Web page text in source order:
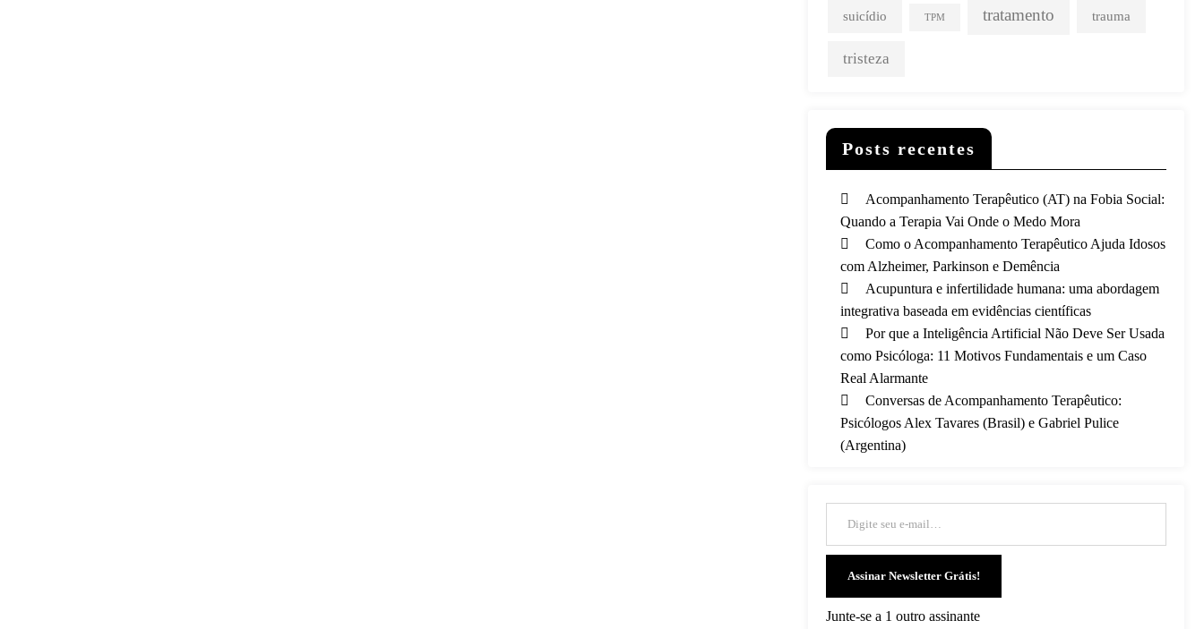
suicídio TPM tratamento trauma
tristeza
Posts recentes
Acompanhamento Terapêutico (AT) na Fobia Social:
Quando a Terapia Vai Onde o Medo Mora
Como o Acompanhamento Terapêutico Ajuda Idosos
com Alzheimer, Parkinson e Demência
Acupuntura e infertilidade humana: uma abordagem
integrativa baseada em evidências científicas
Por que a Inteligência Artificial Não Deve Ser Usada
como Psicóloga: 11 Motivos Fundamentais e um Caso
Real Alarmante
Conversas de Acompanhamento Terapêutico:
Psicólogos Alex Tavares (Brasil) e Gabriel Pulice
(Argentina)
Digite seu e-mail…
Assinar Newsletter Grátis!
Junte-se a 1 outro assinante